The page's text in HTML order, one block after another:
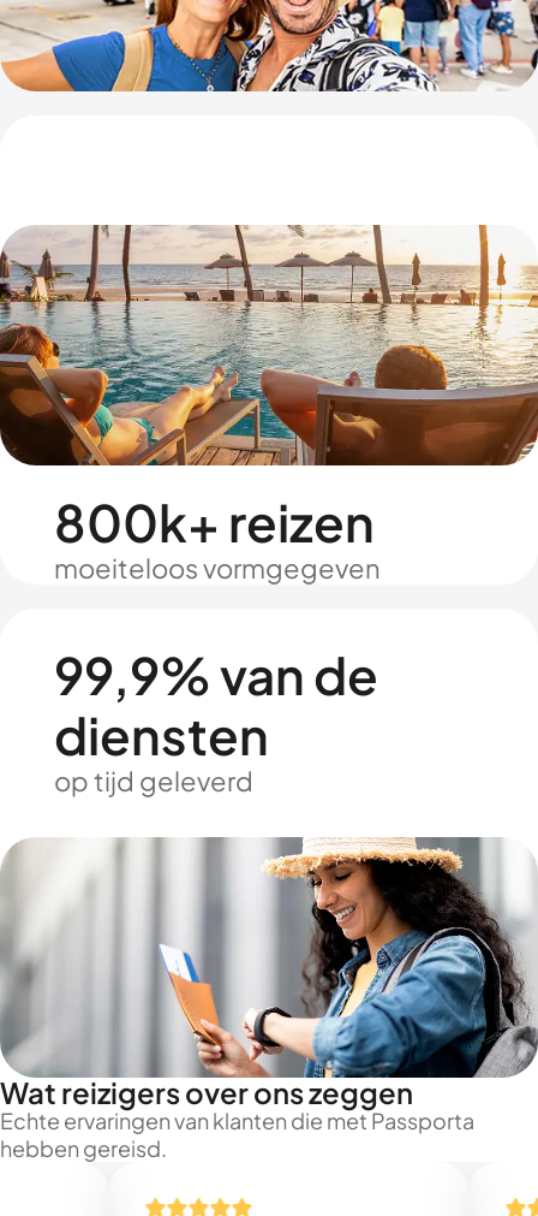
800k+ reizen
moeiteloos vormgegeven
99,9% van de
diensten
op tijd geleverd
Wat reizigers over ons zeggen
Echte ervaringen van klanten die met Passporta
hebben gereisd.